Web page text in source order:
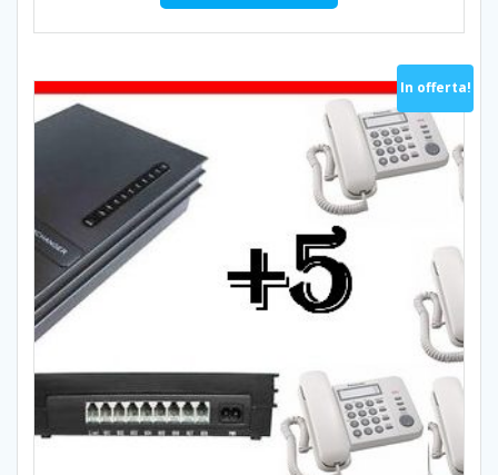
In offerta!